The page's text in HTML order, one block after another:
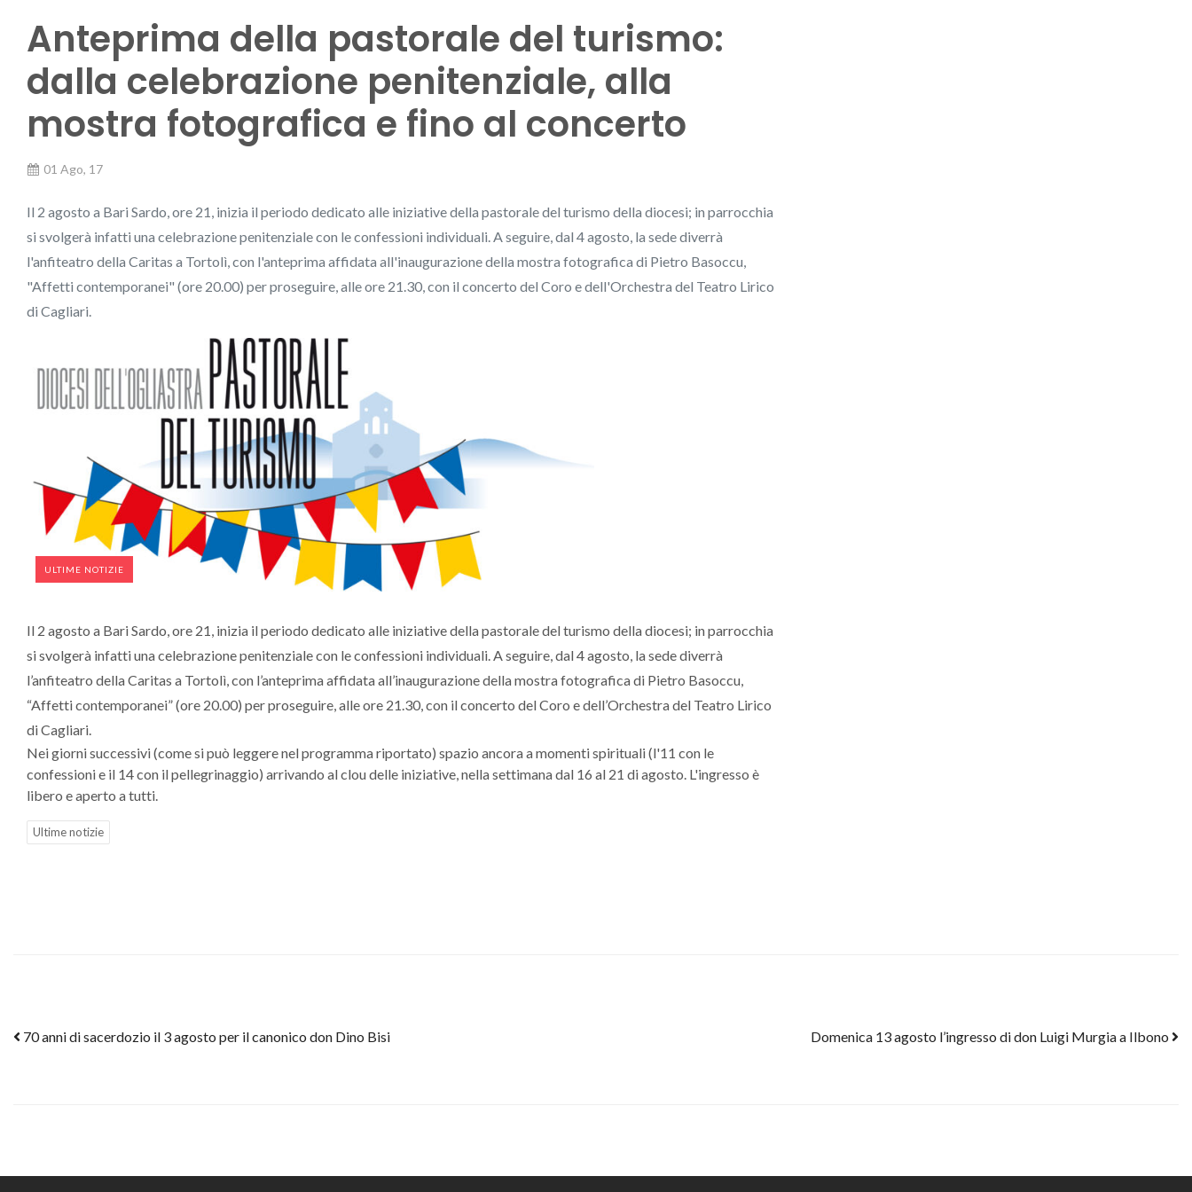
Anteprima della pastorale del turismo:
dalla celebrazione penitenziale, alla
mostra fotografica e fino al concerto
01 Ago, 17
Il 2 agosto a Bari Sardo, ore 21, inizia il periodo dedicato alle iniziative della pastorale del turismo della diocesi; in parrocchia
si svolgerà infatti una celebrazione penitenziale con le confessioni individuali. A seguire, dal 4 agosto, la sede diverrà
l'anfiteatro della Caritas a Tortolì, con l'anteprima affidata all'inaugurazione della mostra fotografica di Pietro Basoccu,
"Affetti contemporanei" (ore 20.00) per proseguire, alle ore 21.30, con il concerto del Coro e dell'Orchestra del Teatro Lirico
di Cagliari.
ULTIME NOTIZIE
Il 2 agosto a Bari Sardo, ore 21, inizia il periodo dedicato alle iniziative della pastorale del turismo della diocesi; in parrocchia
si svolgerà infatti una celebrazione penitenziale con le confessioni individuali. A seguire, dal 4 agosto, la sede diverrà
l’anfiteatro della Caritas a Tortolì, con l’anteprima affidata all’inaugurazione della mostra fotografica di Pietro Basoccu,
“Affetti contemporanei” (ore 20.00) per proseguire, alle ore 21.30, con il concerto del Coro e dell’Orchestra del Teatro Lirico
di Cagliari.
Nei giorni successivi (come si può leggere nel programma riportato) spazio ancora a momenti spirituali (l'11 con le
confessioni e il 14 con il pellegrinaggio) arrivando al clou delle iniziative, nella settimana dal 16 al 21 di agosto. L'ingresso è
libero e aperto a tutti.
Ultime notizie
Post navigation
70 anni di sacerdozio il 3 agosto per il canonico don Dino Bisi Domenica 13 agosto l’ingresso di don Luigi Murgia a Ilbono